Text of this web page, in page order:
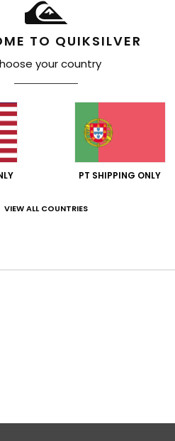
TO QUIKSILVER
your country
PT SHIPPING ONLY
VIEW ALL COUNTRIES